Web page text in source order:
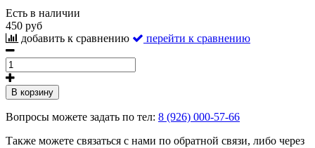
Есть в наличии
450 руб
добавить к сравнению
перейти к сравнению
В корзину
Вопросы можете задать по тел: 8 (926) 000-57-66
Также можете связаться с нами по обратной связи, либо через